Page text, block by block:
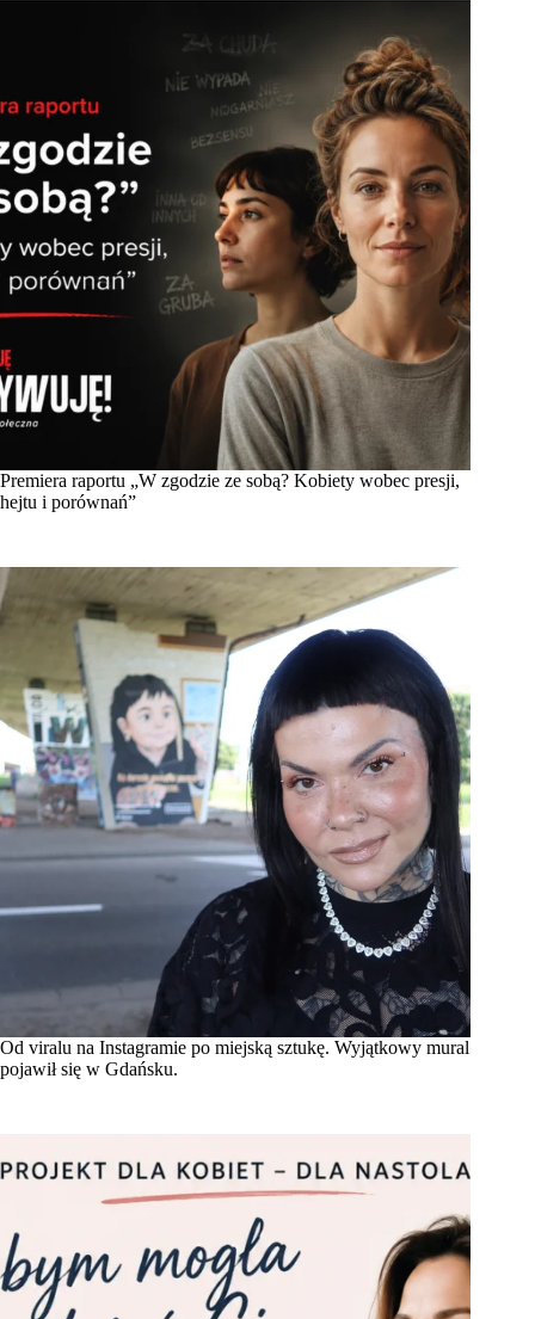
Premiera raportu „W zgodzie ze sobą? Kobiety wobec presji,
hejtu i porównań”
Od viralu na Instagramie po miejską sztukę. Wyjątkowy mural
pojawił się w Gdańsku.